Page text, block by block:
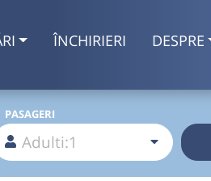
ÎNCHIRIERI DESPRE
PASAGERI